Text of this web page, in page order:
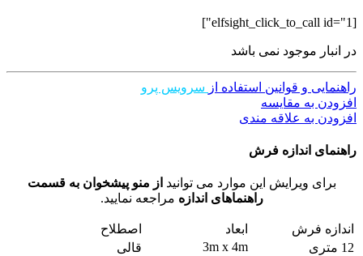
[elfsight_click_to_call id="1"]
در انبار موجود نمی باشد
راهنمایی و قوانین استفاده از سرویس پرو
افزودن به مقایسه
افزودن به علاقه مندی
راهنمای اندازه فرش
برای ویرایش این موارد می توانید از منو پیشخوان به قسمت
راهنماهای اندازه مراجعه نمایید.
اندازه فرش ابعاد
اصطلاح
12 متری
3m x 4m
قالی